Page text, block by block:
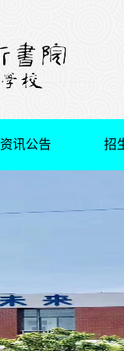
资讯公告 招